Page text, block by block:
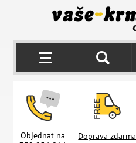
Objednat na
Doprava zdarma